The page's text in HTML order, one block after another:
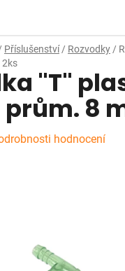
Příslušenství / Rozvodky /
2ks
"T"
8
hodnocení